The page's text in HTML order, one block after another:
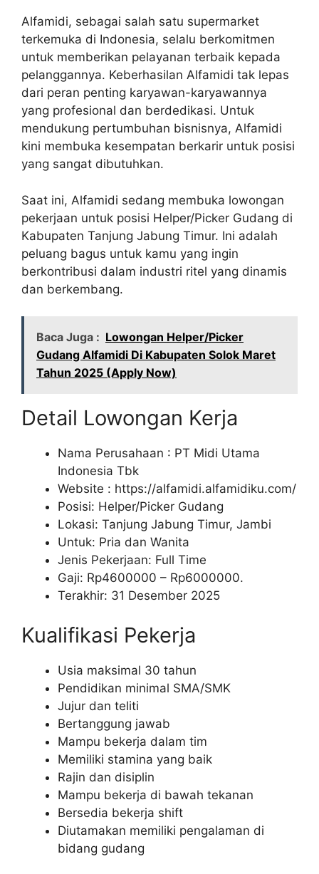
Alfamidi, sebagai salah satu supermarket
terkemuka di Indonesia, selalu berkomitmen
untuk memberikan pelayanan terbaik kepada
pelanggannya. Keberhasilan Alfamidi tak lepas
dari peran penting karyawan-karyawannya
yang profesional dan berdedikasi. Untuk
mendukung pertumbuhan bisnisnya, Alfamidi
kini membuka kesempatan berkarir untuk posisi
yang sangat dibutuhkan.
Saat ini, Alfamidi sedang membuka lowongan
pekerjaan untuk posisi Helper/Picker Gudang di
Kabupaten Tanjung Jabung Timur. Ini adalah
peluang bagus untuk kamu yang ingin
berkontribusi dalam industri ritel yang dinamis
dan berkembang.
Baca Juga : Lowongan Helper/Picker
Gudang Alfamidi Di Kabupaten Solok Maret
Tahun 2025 (Apply Now)
Detail Lowongan Kerja
Nama Perusahaan : PT Midi Utama
Indonesia Tbk
Website : https://alfamidi.alfamidiku.com/
Posisi: Helper/Picker Gudang
Lokasi: Tanjung Jabung Timur, Jambi
Untuk: Pria dan Wanita
Jenis Pekerjaan: Full Time
Gaji: Rp4600000 – Rp6000000.
Terakhir: 31 Desember 2025
Kualifikasi Pekerja
Usia maksimal 30 tahun
Pendidikan minimal SMA/SMK
Jujur dan teliti
Bertanggung jawab
Mampu bekerja dalam tim
Memiliki stamina yang baik
Rajin dan disiplin
Mampu bekerja di bawah tekanan
Bersedia bekerja shift
Diutamakan memiliki pengalaman di
bidang gudang